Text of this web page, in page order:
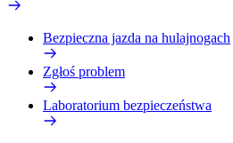
Bezpieczna jazda na hulajnogach
Zgłoś problem
Laboratorium bezpieczeństwa